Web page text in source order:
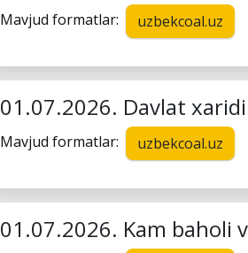
Mavjud formatlar: uzbekcoal.uz
01.07.2026. Davlat
Mavjud formatlar: uzbekcoal.uz
01.07.2026. Kam baholi